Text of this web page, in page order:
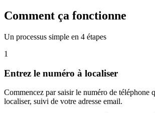
Comment ça fonctionne
Un processus simple en 4 étapes
1
Entrez le numéro à localiser
Commencez par saisir le numéro de téléphone
localiser, suivi de votre adresse email.